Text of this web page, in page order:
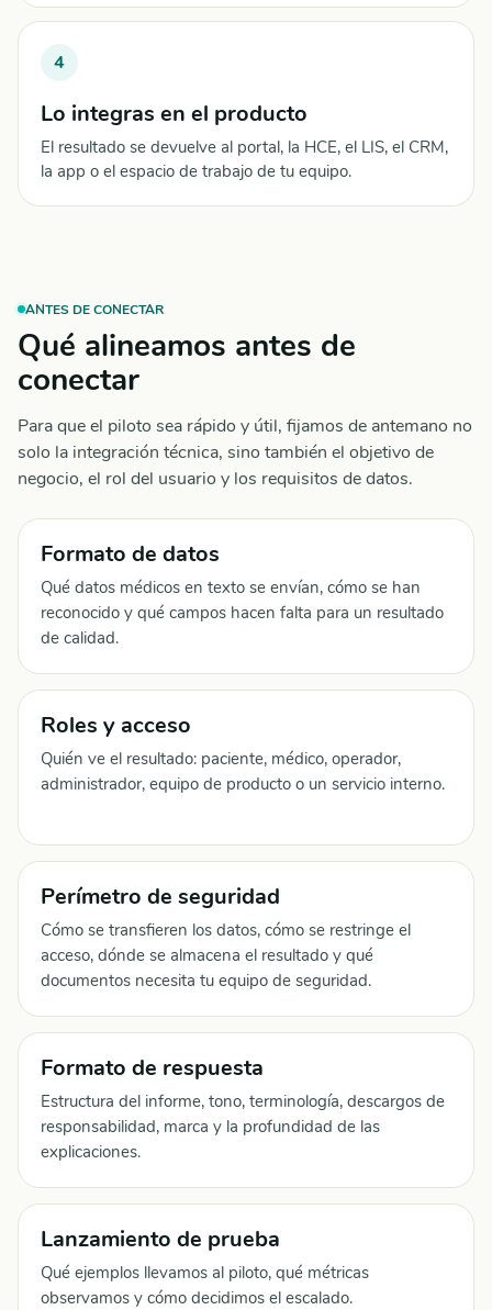
4
Lo integras en el producto
El resultado se devuelve al portal, la HCE, el LIS, el CRM,
la app o el espacio de trabajo de tu equipo.
ANTES DE CONECTAR
Qué alineamos antes de
conectar
Para que el piloto sea rápido y útil, fijamos de antemano no
solo la integración técnica, sino también el objetivo de
negocio, el rol del usuario y los requisitos de datos.
Formato de datos
Qué datos médicos en texto se envían, cómo se han
reconocido y qué campos hacen falta para un resultado
de calidad.
Roles y acceso
Quién ve el resultado: paciente, médico, operador,
administrador, equipo de producto o un servicio interno.
Perímetro de seguridad
Cómo se transfieren los datos, cómo se restringe el
acceso, dónde se almacena el resultado y qué
documentos necesita tu equipo de seguridad.
Formato de respuesta
Estructura del informe, tono, terminología, descargos de
responsabilidad, marca y la profundidad de las
explicaciones.
Lanzamiento de prueba
Qué ejemplos llevamos al piloto, qué métricas
observamos y cómo decidimos el escalado.